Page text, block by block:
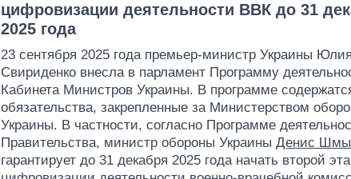
цифровизации деятельности ВВК до 31
2025 года
23 сентября 2025 года премьер-министр Украины Юлия
Свириденко внесла в парламент Программу
Кабинета Министров Украины. В программе
обязательства, закрепленные за Министерством
Украины. В частности, согласно Программе
Правительства, министр обороны Украины Денис
гарантирует до 31 декабря 2025 года начать второй